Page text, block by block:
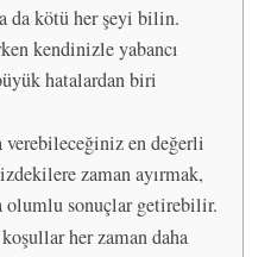
da kötü her şeyi bilin.
kendinizle yabancı
hatalardan biri
verebileceğiniz en değerli
zaman ayırmak,
olumlu sonuçlar getirebilir.
her zaman daha